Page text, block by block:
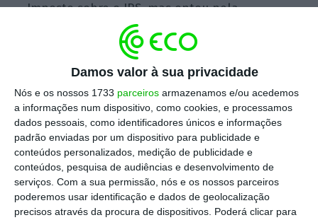
Damos valor à sua privacidade
Nós e os nossos 1733 parceiros armazenamos e/ou acedemos
a informações num dispositivo, como cookies, e processamos
dados pessoais, como identificadores únicos e informações
padrão enviadas por um dispositivo para publicidade e
conteúdos personalizados, medição de publicidade e
conteúdos, pesquisa de audiências e desenvolvimento de
serviços. Com a sua permissão, nós e os nossos parceiros
poderemos usar identificação e dados de geolocalização
precisos através da procura de dispositivos. Poderá clicar para
Imposto sobre o IRS, mas optou pela
abstenção por ter “dificuldade” em votar
estes impostos sem antes conhecer o
orçamento municipal para 2026.
O presidente da autarquia, Pedro Duarte
(PSD/CDS/IL), mostrou compreensão pela
posição do vereador do Chega e relembrou
que é preciso definir estas taxas para se
poder “construir a versão final do orçamento